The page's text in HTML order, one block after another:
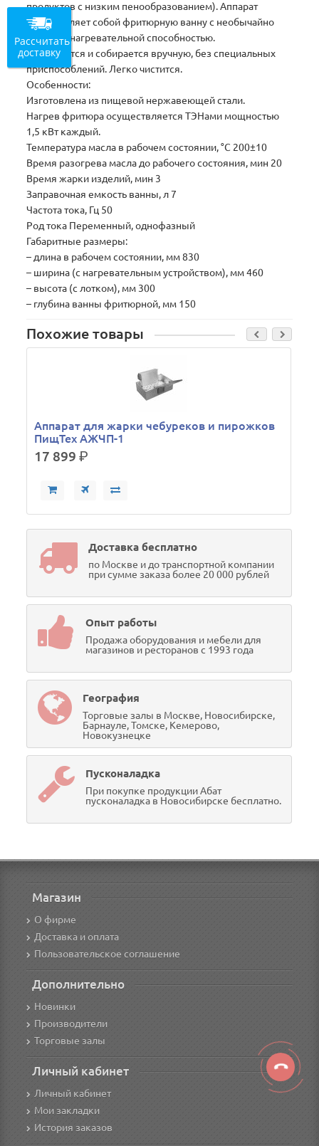
продуктов с низким пенообразованием). Аппарат
представляет собой фритюрную ванну с необычайно
высокой нагревательной способностью.
Разбирается и собирается вручную, без специальных
приспособлений. Легко чистится.
Особенности:
Изготовлена из пищевой нержавеющей стали.
Нагрев фритюра осуществляется ТЭНами мощностью
1,5 кВт каждый.
Температура масла в рабочем состоянии, °С 200±10
Время разогрева масла до рабочего состояния, мин 20
Время жарки изделий, мин 3
Заправочная емкость ванны, л 7
Частота тока, Гц 50
Род тока Переменный, однофазный
Габаритные размеры:
– длина в рабочем состоянии, мм 830
– ширина (с нагревательным устройством), мм 460
– высота (с лотком), мм 300
– глубина ванны фритюрной, мм 150
Похожие товары
Аппарат для жарки чебуреков и пирожков
ПищТех АЖЧП-1
17 899р.
Доставка бесплатно
по Москве и до транспортной компании
при сумме заказа более 20 000 рублей
Опыт работы
Продажа оборудования и мебели для
магазинов и ресторанов с 1993 года
География
Торговые залы в Москве, Новосибирске,
Барнауле, Томске, Кемерово,
Новокузнецке
Пусконаладка
При покупке продукции Абат
пусконаладка в Новосибирске бесплатно.
Магазин
О фирме
Доставка и оплата
Пользовательское соглашение
Дополнительно
Новинки
Производители
Торговые залы
Личный кабинет
Личный кабинет
Мои закладки
История заказов
Рассчитать
доставку